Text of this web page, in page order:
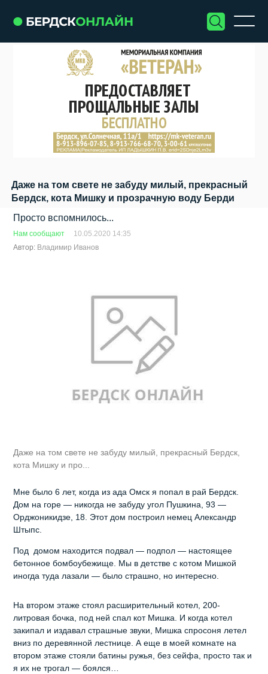
Даже на том свете не забуду милый, прекрасный
Бердск, кота Мишку и прозрачную воду Берди
Просто вспомнилось...
Нам сообщают
10.05.2020 14:35
Автор: Владимир Иванов
Даже на том свете не забуду милый, прекрасный Бердск,
кота Мишку и про...
Мне было 6 лет, когда из ада Омск я попал в рай Бердск.
Дом на горе — никогда не забуду угол Пушкина, 93 —
Орджоникидзе, 18. Этот дом построил немец Александр
Штыпс.
Под домом находится подвал — подпол — настоящее
бетонное бомбоубежище. Мы в детстве с котом Мишкой
иногда туда лазали — было страшно, но интересно.
На втором этаже стоял расширительный котел, 200-
литровая бочка, под ней спал кот Мишка. И когда котел
закипал и издавал страшные звуки, Мишка спросоня летел
вниз по деревянной лестнице. А еще в моей комнате на
втором этаже стояли батины ружья, без сейфа, просто так и
я их не трогал — боялся…